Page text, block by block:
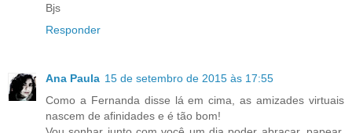
Bjs
Responder
Ana Paula 15 de setembro de 2015 às 17:55
Como a Fernanda disse lá em cima, as amizades virtuais
nascem de afinidades e é tão bom!